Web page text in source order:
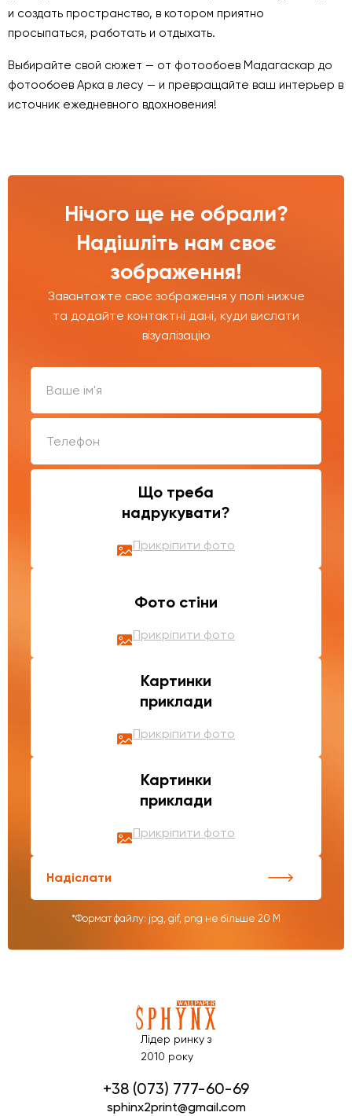
и создать пространство, в котором приятно
просыпаться, работать и отдыхать.
Выбирайте свой сюжет — от фотообоев Мадагаскар до
фотообоев Арка в лесу — и превращайте ваш интерьер в
источник ежедневного вдохновения!
Нічого ще не обрали?
Надішліть нам своє
зображення!
Завантажте своє зображення у полі нижче
та додайте контактні дані, куди вислати
візуалізацію
Що треба
надрукувати?
Прикріпити фото
Фото стіни
Прикріпити фото
Картинки
приклади
Прикріпити фото
Картинки
приклади
Прикріпити фото
Надіслати
*Формат файлу: jpg, gif, png не більше 20 М
Лідер ринку з
2010 року
+38 (073) 777-60-69
sphinx2print@gmail.com